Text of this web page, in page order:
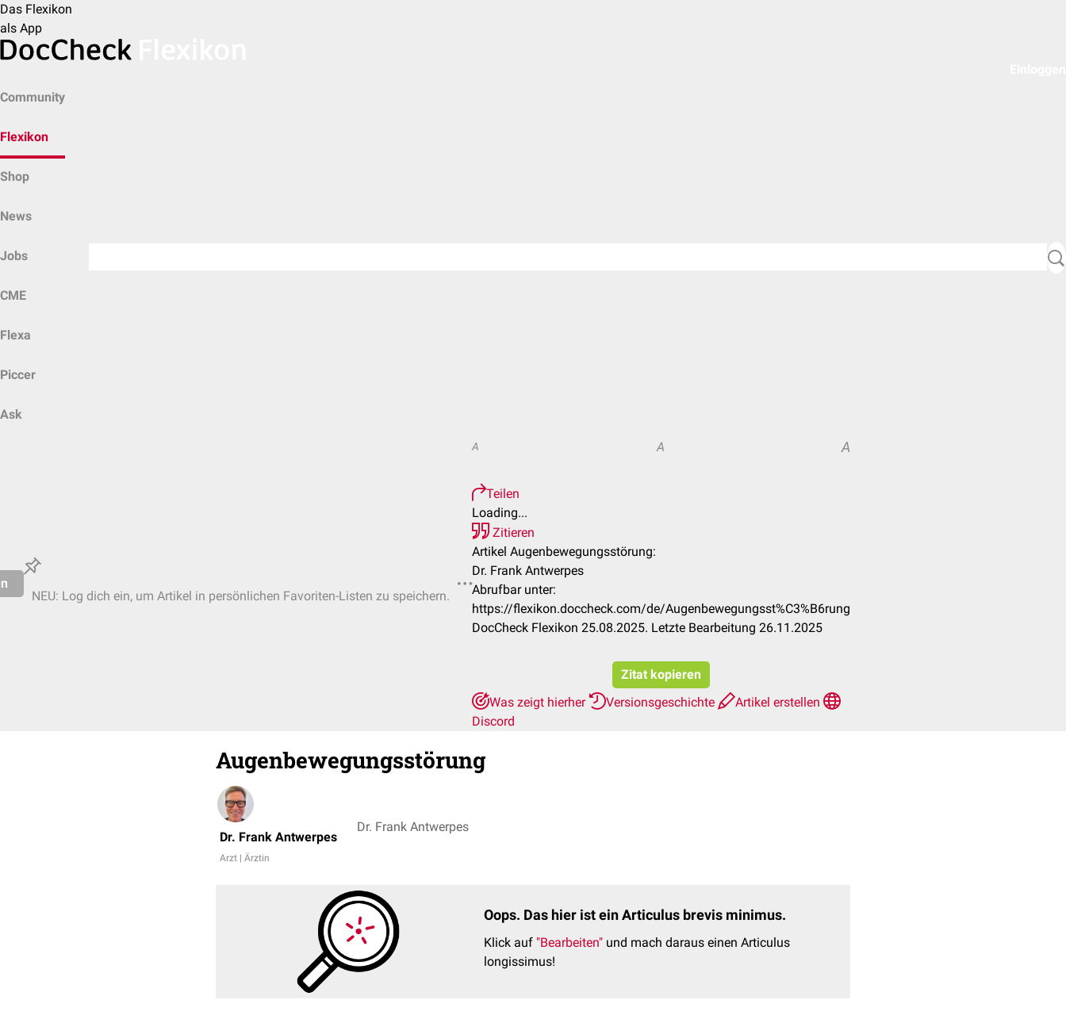
Das Flexikon
als App
Community
Flexikon
Shop
News
Jobs
CME
Flexa
Piccer
Ask
NEU: Log dich ein, um Artikel in persönlichen Favoriten-Listen zu speichern.
A A A
Teilen
Loading...
Zitieren
Artikel Augenbewegungsstörung:
Dr. Frank Antwerpes
Abrufbar unter:
https://flexikon.doccheck.com/de/Augenbewegungsst%C3%B6rung
DocCheck Flexikon 25.08.2025. Letzte Bearbeitung 26.11.2025
Zitat kopieren
Was zeigt hierher
Versionsgeschichte
Artikel erstellen
Discord
Augenbewegungsstörung
Dr. Frank Antwerpes
Arzt | Ärztin
Dr. Frank Antwerpes
Oops. Das hier ist ein Articulus brevis minimus.
Klick auf "Bearbeiten" und mach daraus einen Articulus
longissimus!